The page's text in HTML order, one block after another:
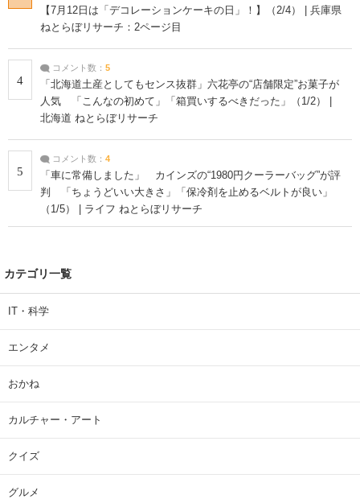
【7月12日は「デコレーションケーキの日」！】（2/4） | 兵庫県
ねとらぼリサーチ：2ページ目
4
コメント数： 5
「北海道土産としてもセンス抜群」六花亭の“店舗限定”お菓子が
人気 「こんなの初めて」「箱買いするべきだった」（1/2） |
北海道 ねとらぼリサーチ
5
コメント数： 4
「車に常備しました」 カインズの“1980円クーラーバッグ”が評
判 「ちょうどいい大きさ」「保冷剤を止めるベルトが良い」
（1/5） | ライフ ねとらぼリサーチ
カテゴリ一覧
IT・科学
エンタメ
おかね
カルチャー・アート
クイズ
グルメ